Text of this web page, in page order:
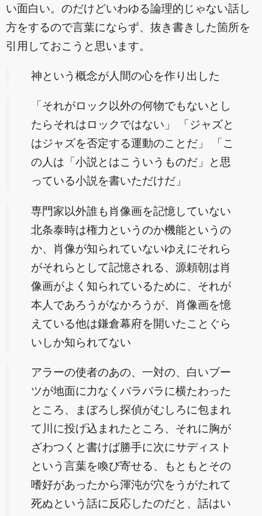
い面白い。のだけどいわゆる論理的じゃない話し
方をするので言葉にならず、抜き書きした箇所を
引用しておこうと思います。
神という概念が人間の心を作り出した
「それがロック以外の何物でもないとし
たらそれはロックではない」 「ジャズと
はジャズを否定する運動のことだ」 「こ
の人は「小説とはこういうものだ」と思
っている小説を書いただけだ」
専門家以外誰も肖像画を記憶していない
北条泰時は権力というのか機能というの
か、肖像が知られていないゆえにそれら
がそれらとして記憶される、源頼朝は肖
像画がよく知られているために、それが
本人であろうがなかろうが、肖像画を憶
えている他は鎌倉幕府を開いたことぐら
いしか知られてない
アラーの使者のあの、一対の、白いブー
ツが地面に力なくバラバラに横たわった
ところ、まぼろし探偵がむしろに包まれ
て川に投げ込まれたところ、それに胸が
ざわつくと書けば勝手に次にサディスト
という言葉を喚び寄せる、もともとその
嗜好があったから渾沌が穴をうがたれて
死ぬという話に反応したのだと、話はい